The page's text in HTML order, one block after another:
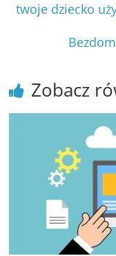
twoje dziecko
Zobacz